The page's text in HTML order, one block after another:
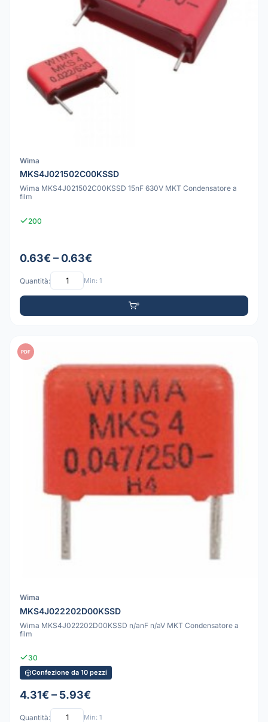
Wima
MKS4J021502C00KSSD
Wima MKS4J021502C00KSSD 15nF 630V MKT Condensatore a
film
200
0.63€ – 0.63€
Quantità: Min: 1
PDF
Wima
MKS4J022202D00KSSD
Wima MKS4J022202D00KSSD n/anF n/aV MKT Condensatore a
film
30
Confezione da 10 pezzi
4.31€ – 5.93€
Quantità: Min: 1